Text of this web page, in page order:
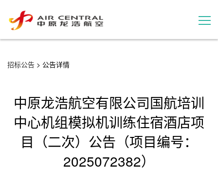
用户案例
联系我们
招标公告 > 公告详情
中原龙浩航空有限公司国航培训
中心机组模拟机训练住宿酒店项
目（二次）公告（项目编号：
2025072382）